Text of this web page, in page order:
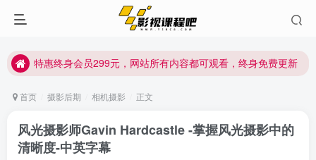
特惠终身会员299元，网站所有内容都可观看，终身免费更新
特惠终身会员299元，网站所有内容都可观看，终身免费更新
首页 摄影后期 相机摄影 正文
风光摄影师Gavin Hardcastle -掌握风光摄影中的
清晰度-中英字幕